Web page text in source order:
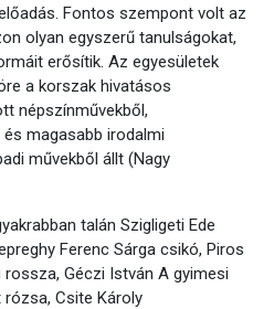
Fontos szempont volt az
olyan egyszerű tanulságokat,
erősítik. Az egyesületek
a korszak hivatásos
népszínművekből,
magasabb irodalmi
művekből állt (Nagy
talán Szigligeti Ede
Ferenc Sárga csikó, Piros
Géczi István A gyimesi
rózsa, Csite Károly